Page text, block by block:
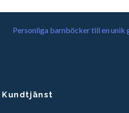
Personliga barnböcker till en unik
Kundtjänst